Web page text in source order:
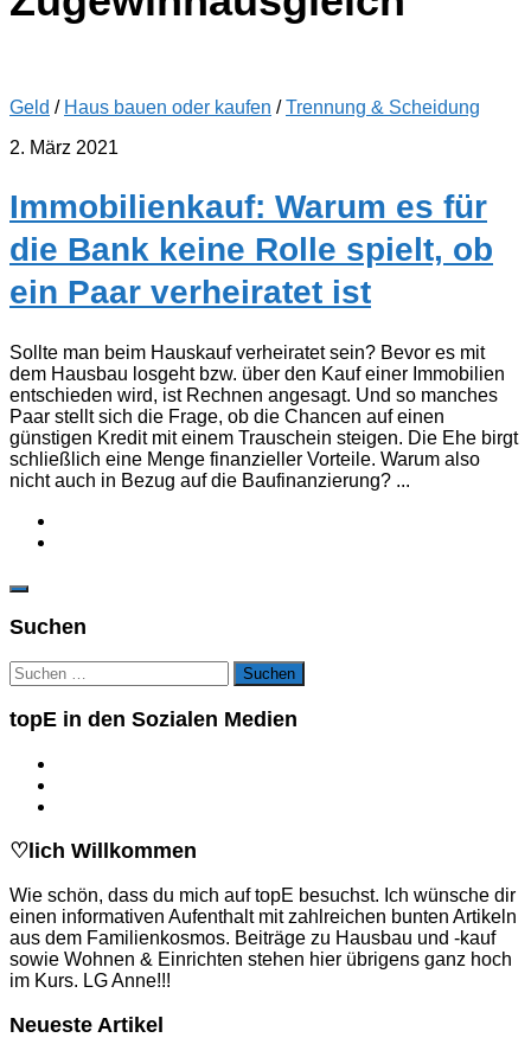
Geld / Haus bauen oder kaufen /Trennung & Scheidung
2. März 2021
Immobilienkauf: Warum es für
die Bank keine Rolle spielt, ob
ein Paar verheiratet ist
Sollte man beim Hauskauf verheiratet sein? Bevor es mit
dem Hausbau losgeht bzw. über den Kauf einer Immobilien
entschieden wird, ist Rechnen angesagt. Und so manches
Paar stellt sich die Frage, ob die Chancen auf einen
günstigen Kredit mit einem Trauschein steigen. Die Ehe birgt
schließlich eine Menge finanzieller Vorteile. Warum also
nicht auch in Bezug auf die Baufinanzierung? ...
Suchen
Suchen
nach:
topE in den Sozialen Medien
♡lich Willkommen
Wie schön, dass du mich auf topE besuchst. Ich wünsche dir
einen informativen Aufenthalt mit zahlreichen bunten Artikeln
aus dem Familienkosmos. Beiträge zu Hausbau und -kauf
sowie Wohnen & Einrichten stehen hier übrigens ganz hoch
im Kurs. LG Anne!!!
Neueste Artikel